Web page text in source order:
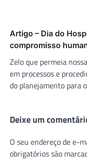
Artigo – Dia do
compromisso
Zelo que permeia
em processos e
do planejamento para
Deixe um
O seu endereço de e-
obrigatórios são